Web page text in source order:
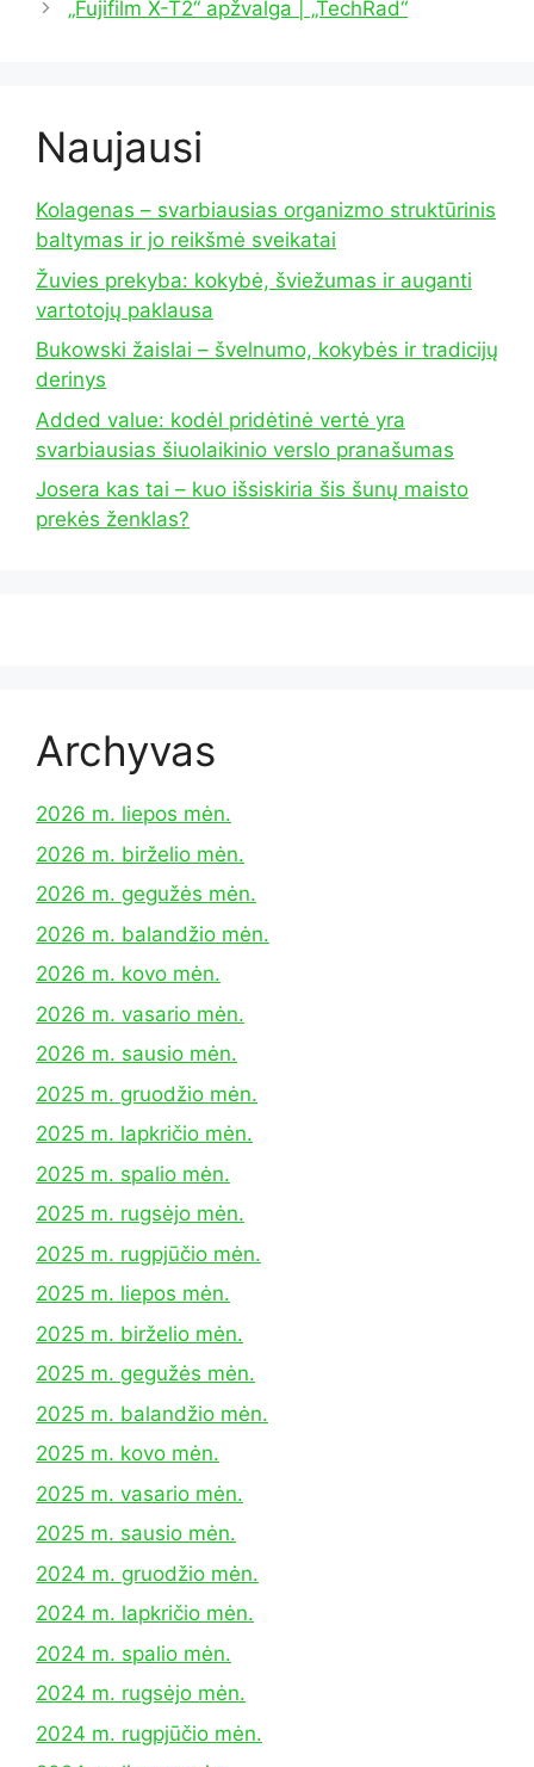
„Fujifilm X-T2“ apžvalga | „TechRad“
Naujausi
Kolagenas – svarbiausias organizmo struktūrinis
baltymas ir jo reikšmė sveikatai
Žuvies prekyba: kokybė, šviežumas ir auganti
vartotojų paklausa
Bukowski žaislai – švelnumo, kokybės ir tradicijų
derinys
Added value: kodėl pridėtinė vertė yra
svarbiausias šiuolaikinio verslo pranašumas
Josera kas tai – kuo išsiskiria šis šunų maisto
prekės ženklas?
Archyvas
2026 m. liepos mėn.
2026 m. birželio mėn.
2026 m. gegužės mėn.
2026 m. balandžio mėn.
2026 m. kovo mėn.
2026 m. vasario mėn.
2026 m. sausio mėn.
2025 m. gruodžio mėn.
2025 m. lapkričio mėn.
2025 m. spalio mėn.
2025 m. rugsėjo mėn.
2025 m. rugpjūčio mėn.
2025 m. liepos mėn.
2025 m. birželio mėn.
2025 m. gegužės mėn.
2025 m. balandžio mėn.
2025 m. kovo mėn.
2025 m. vasario mėn.
2025 m. sausio mėn.
2024 m. gruodžio mėn.
2024 m. lapkričio mėn.
2024 m. spalio mėn.
2024 m. rugsėjo mėn.
2024 m. rugpjūčio mėn.